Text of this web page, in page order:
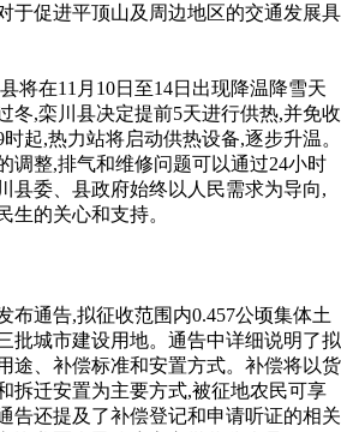
于促进平顶山及周边地区的交通发展具
将在11月10日至14日出现降温降雪天
冬,栾川县决定提前5天进行供热,并免收
起,热力站将启动供热设备,逐步升温。
调整,排气和维修问题可以通过24小时
县委、县政府始终以人民需求为导向,
生的关心和支持。
布通告,拟征收范围内0.457公顷集体土
批城市建设用地。通告中详细说明了拟
途、补偿标准和安置方式。补偿将以货
拆迁安置为主要方式,被征地农民可享
告还提及了补偿登记和申请听证的相关